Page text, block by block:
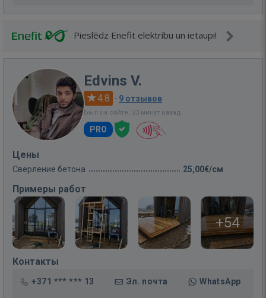
Pieslēdz Enefit elektrību un ietaupi!
Edvins V.
4.8 · 9 отзывов
Был на сайте: 23 минут назад
PRO
Цены
Сверление бетона 25,00€/см
Примеры работ
+54
Контакты
+371 *** *** 13 Эл. почта WhatsApp